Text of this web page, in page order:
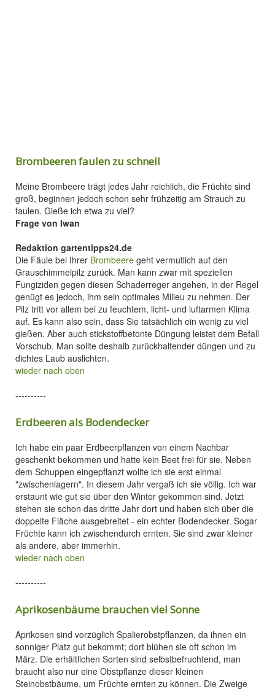
Brombeeren faulen zu schnell
Meine Brombeere trägt jedes Jahr reichlich, die Früchte sind
groß, beginnen jedoch schon sehr frühzeitig am Strauch zu
faulen. Gieße ich etwa zu viel?
Frage von Iwan
Redaktion gartentipps24.de
Die Fäule bei Ihrer Brombeere geht vermutlich auf den
Grauschimmelpilz zurück. Man kann zwar mit speziellen
Fungiziden gegen diesen Schaderreger angehen, in der Regel
genügt es jedoch, ihm sein optimales Milieu zu nehmen. Der
Pilz tritt vor allem bei zu feuchtem, licht- und luftarmen Klima
auf. Es kann also sein, dass Sie tatsächlich ein wenig zu viel
gießen. Aber auch stickstoffbetonte Düngung leistet dem Befall
Vorschub. Man sollte deshalb zurückhaltender düngen und zu
dichtes Laub auslichten.
wieder nach oben
----------
Erdbeeren als Bodendecker
Ich habe ein paar Erdbeerpflanzen von einem Nachbar
geschenkt bekommen und hatte kein Beet frei für sie. Neben
dem Schuppen eingepflanzt wollte ich sie erst einmal
"zwischenlagern". In diesem Jahr vergaß ich sie völlig. Ich war
erstaunt wie gut sie über den Winter gekommen sind. Jetzt
stehen sie schon das dritte Jahr dort und haben sich über die
doppelte Fläche ausgebreitet - ein echter Bodendecker. Sogar
Früchte kann ich zwischendurch ernten. Sie sind zwar kleiner
als andere, aber immerhin.
wieder nach oben
----------
Aprikosenbäume brauchen viel Sonne
Aprikosen sind vorzüglich Spalierobstpflanzen, da ihnen ein
sonniger Platz gut bekommt; dort blühen sie oft schon im
März. Die erhältlichen Sorten sind selbstbefruchtend, man
braucht also nur eine Obstpflanze dieser kleinen
Steinobstbäume, um Früchte ernten zu können. Die Zweige